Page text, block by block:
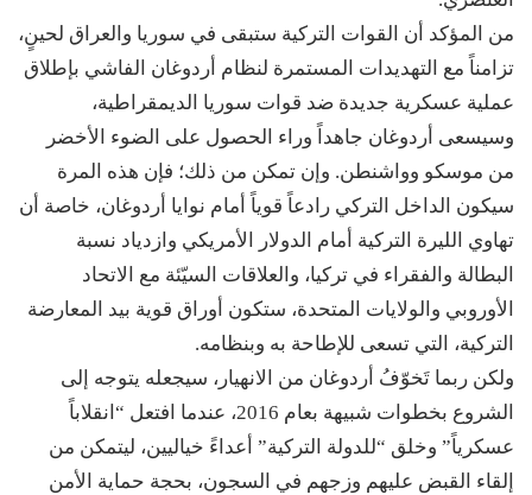
من المؤكد أن القوات التركية ستبقى في سوريا والعراق لحينٍ،
تزامناً مع التهديدات المستمرة لنظام أردوغان الفاشي بإطلاق
عملية عسكرية جديدة ضد قوات سوريا الديمقراطية،
وسيسعى أردوغان جاهداً وراء الحصول على الضوء الأخضر
من موسكو وواشنطن. وإن تمكن من ذلك؛ فإن هذه المرة
سيكون الداخل التركي رادعاً قوياً أمام نوايا أردوغان، خاصة أن
تهاوي الليرة التركية أمام الدولار الأمريكي وازدياد نسبة
البطالة والفقراء في تركيا، والعلاقات السيّئة مع الاتحاد
الأوروبي والولايات المتحدة، ستكون أوراق قوية بيد المعارضة
التركية، التي تسعى للإطاحة به وبنظامه.
ولكن ربما تَخوّفُ أردوغان من الانهيار، سيجعله يتوجه إلى
الشروع بخطوات شبيهة بعام 2016، عندما افتعل “انقلاباً
عسكرياً” وخلق “للدولة التركية” أعداءً خياليين، ليتمكن من
إلقاء القبض عليهم وزجهم في السجون، بحجة حماية الأمن